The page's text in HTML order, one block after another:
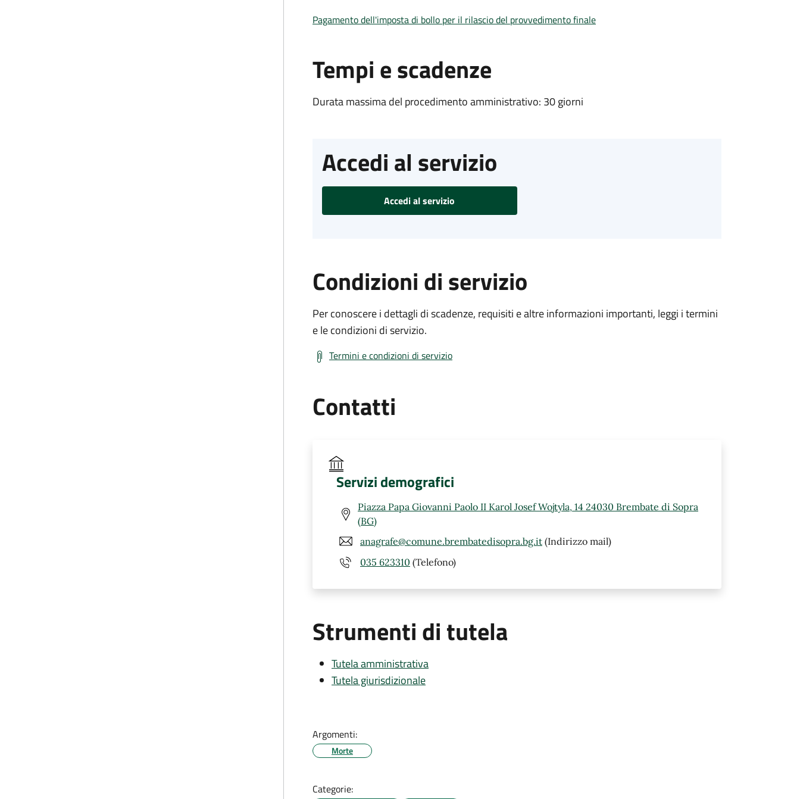
Pagamento dell'imposta di bollo per il rilascio del provvedimento finale
Tempi e scadenze
Durata massima del procedimento amministrativo: 30 giorni
Accedi al servizio
Accedi al servizio
Condizioni di servizio
Per conoscere i dettagli di scadenze, requisiti e altre informazioni importanti, leggi i termini
e le condizioni di servizio.
Termini e condizioni di servizio
Contatti
Servizi demografici
Piazza Papa Giovanni Paolo II Karol Josef Wojtyla, 14 24030 Brembate di Sopra
(BG)
anagrafe@comune.brembatedisopra.bg.it (Indirizzo mail)
035 623310 (Telefono)
Strumenti di tutela
Tutela amministrativa
Tutela giurisdizionale
Argomenti:
Morte
Categorie: